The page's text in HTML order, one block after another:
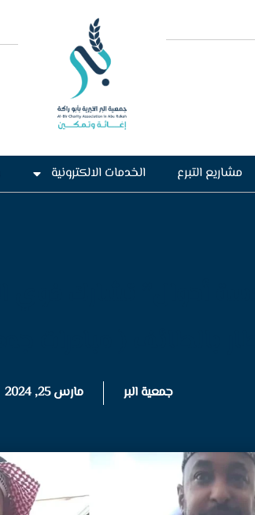
مشاريع التبرع الخدمات الالكترونية
جمعية البر مارس 25, 2024